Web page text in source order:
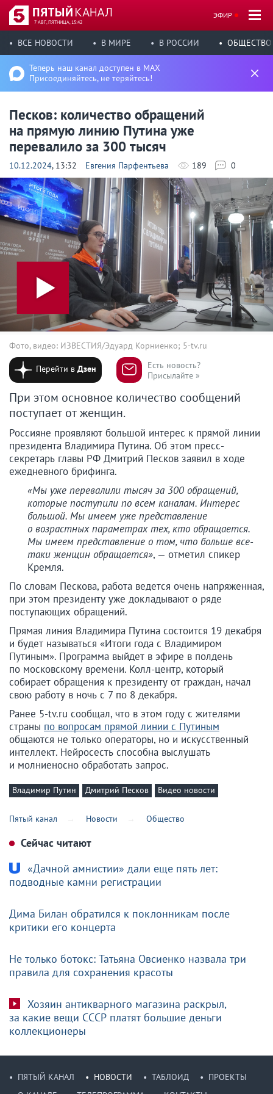
7 АВГ, ПЯТНИЦА, 15:42
ЭФИР
ВСЕ НОВОСТИ В МИРЕ В РОССИИ ОБЩЕСТВО
Теперь наш канал доступен в MAX
Присоединяйтесь, не теряйтесь!
Песков: количество обращений
на прямую линию Путина уже
перевалило за 300 тысяч
10.12.2024, 13:32 Евгения Парфентьева 189 0
Фото, видео: ИЗВЕСТИЯ/Эдуард Корниенко; 5-tv.ru
Перейти вДзен
Есть новость?
Присылайте »
При этом основное количество сообщений
поступает от женщин.
Россияне проявляют большой интерес к прямой линии
президента Владимира Путина. Об этом пресс-
секретарь главы РФ Дмитрий Песков заявил в ходе
ежедневного брифинга.
«Мы уже перевалили тысяч за 300 обращений,
которые поступили по всем каналам. Интерес
большой. Мы имеем уже представление
о возрастных параметрах тех, кто обращается.
Мы имеем представление о том, что больше все-
таки женщин обращается», — отметил спикер
Кремля.
По словам Пескова, работа ведется очень напряженная,
при этом президенту уже докладывают о ряде
поступающих обращений.
Прямая линия Владимира Путина состоится 19 декабря
и будет называться «Итоги года с Владимиром
Путиным». Программа выйдет в эфире в полдень
по московскому времени. Колл-центр, который
собирает обращения к президенту от граждан, начал
свою работу в ночь с 7 по 8 декабря.
Ранее 5-tv.ru сообщал, что в этом году с жителями
страны по вопросам прямой линии с Путиным
общаются не только операторы, но и искусственный
интеллект. Нейросесть способна выслушать
и молниеносно обработать запрос.
Владимир Путин Дмитрий Песков Видео новости
Пятый канал Новости Общество
Сейчас читают
«Дачной амнистии» дали еще пять лет:
подводные камни регистрации
Дима Билан обратился к поклонникам после
критики его концерта
Не только ботокс: Татьяна Овсиенко назвала три
правила для сохранения красоты
Хозяин антикварного магазина раскрыл,
за какие вещи СССР платят большие деньги
коллекционеры
ПЯТЫЙ КАНАЛ НОВОСТИ ТАБЛОИД
ПРОЕКТЫ